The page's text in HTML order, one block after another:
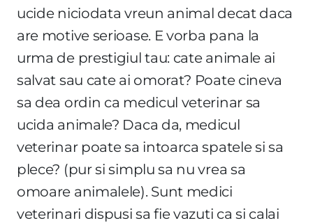
ucide niciodata vreun animal decat daca
are motive serioase. E vorba pana la
urma de prestigiul tau: cate animale ai
salvat sau cate ai omorat? Poate cineva
sa dea ordin ca medicul veterinar sa
ucida animale? Daca da, medicul
veterinar poate sa intoarca spatele si sa
plece? (pur si simplu sa nu vrea sa
omoare animalele). Sunt medici
veterinari dispusi sa fie vazuti ca si calai